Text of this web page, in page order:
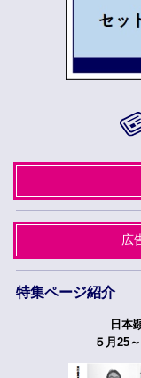
広
特集ページ紹介
日本
５月25